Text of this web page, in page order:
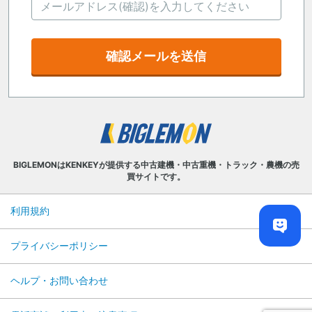
確認メールを送信
BIGLEMONはKENKEYが提供する中古建機・中古重機・トラック・農機の売
買サイトです。
利用規約
プライバシーポリシー
ヘルプ・お問い合わせ